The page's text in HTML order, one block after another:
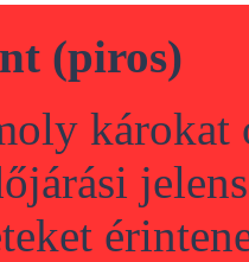
(piros)
károkat